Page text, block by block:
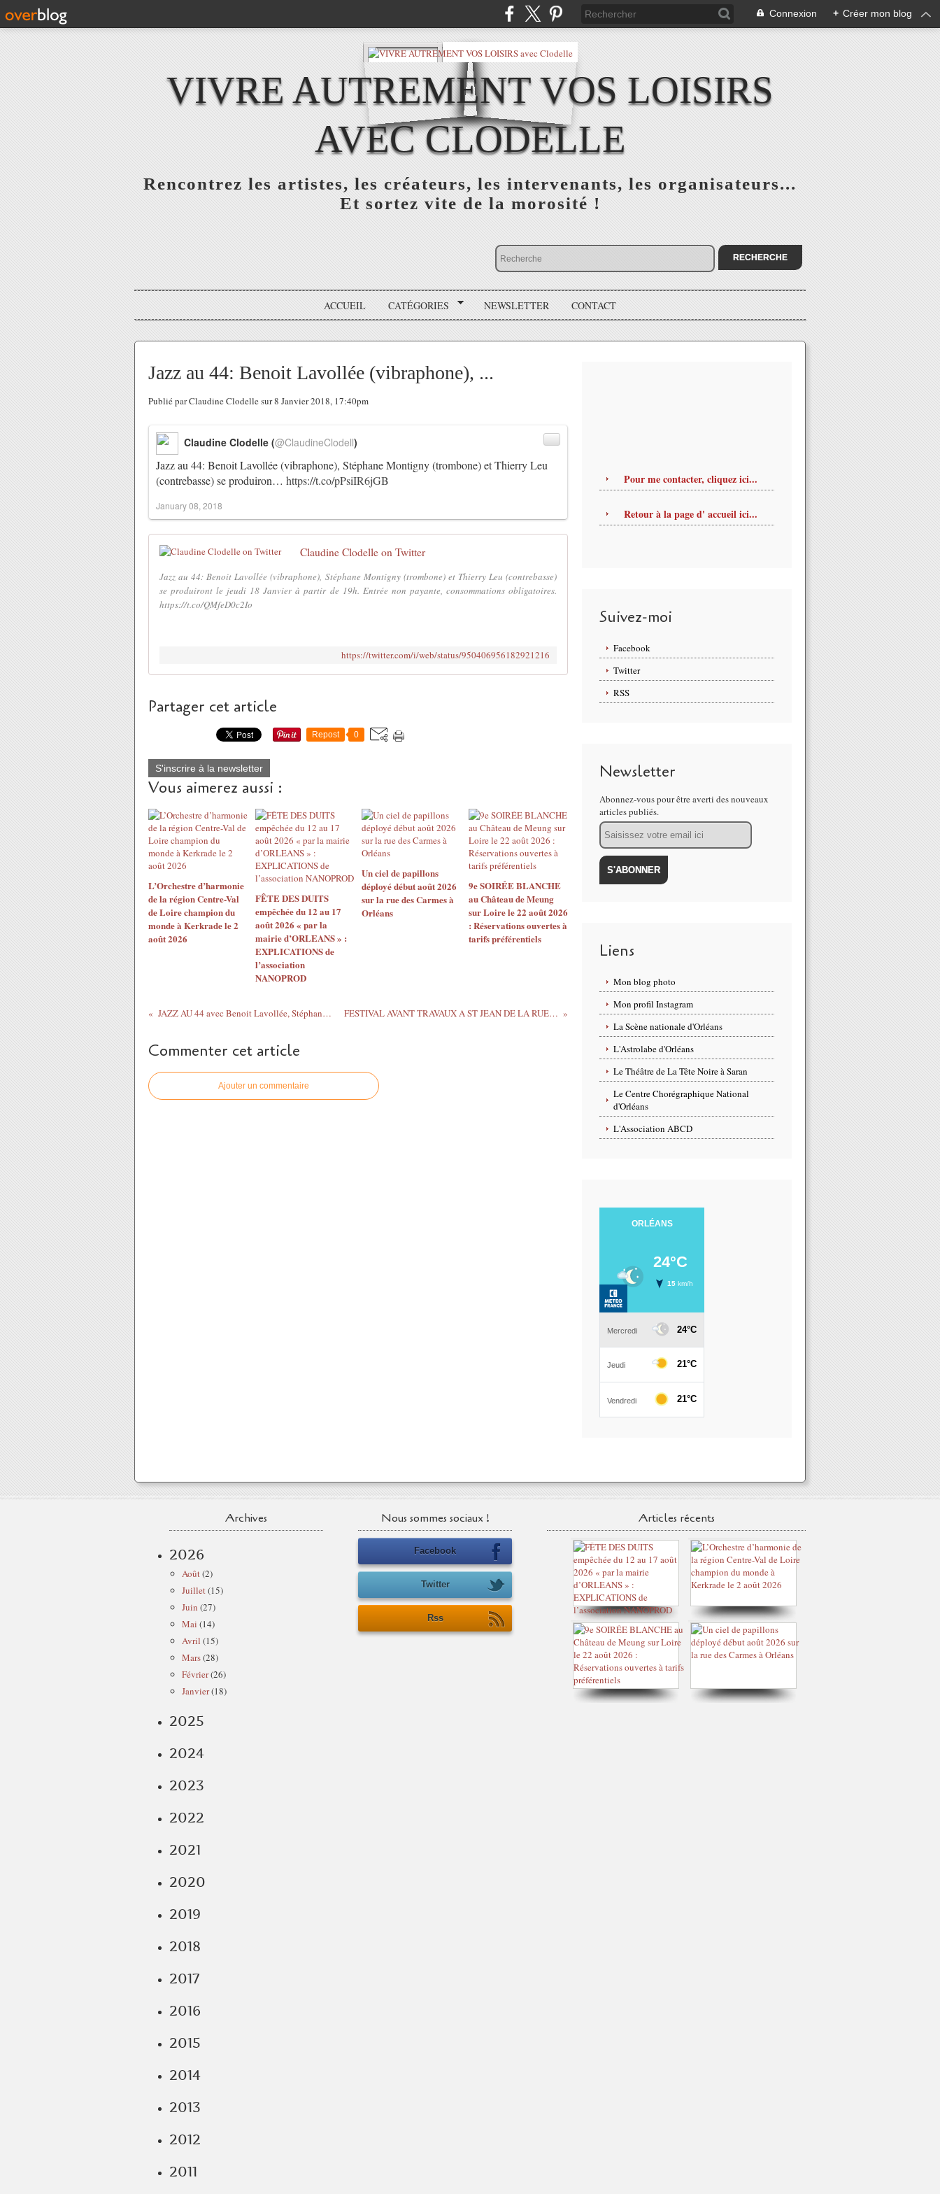
Connexion + Créer mon blog
VIVRE AUTREMENT VOS LOISIRS
AVEC CLODELLE
Rencontrez les artistes, les créateurs, les intervenants, les organisateurs...
Et sortez vite de la morosité !
ACCUEIL CATÉGORIES NEWSLETTER CONTACT
Jazz au 44: Benoit Lavollée (vibraphone), ...
Publié par Claudine Clodelle sur 8 Janvier 2018, 17:40pm
Jazz au 44: Benoit Lavollée (vibraphone), Stéphane Montigny (trombone) et Thierry Leu
(contrebasse) se produiron… https://t.co/pPsiIR6jGB
Claudine Clodelle (@ClaudineClodell)
January 08, 2018
Claudine Clodelle on Twitter
Jazz au 44: Benoit Lavollée (vibraphone), Stéphane Montigny (trombone) et Thierry Leu (contrebasse)
se produiront le jeudi 18 Janvier à partir de 19h. Entrée non payante, consommations obligatoires.
https://t.co/QMfeD0c2Io
https://twitter.com/i/web/status/950406956182921216
Partager cet article
Repost 0
S'inscrire à la newsletter
Vous aimerez aussi :
L’Orchestre d’harmonie
de la région Centre-Val
de Loire champion du
monde à Kerkrade le 2
août 2026
FÊTE DES DUITS
empêchée du 12 au 17
août 2026 « par la
mairie d’ORLEANS » :
EXPLICATIONS de
l’association
NANOPROD
Un ciel de papillons
déployé début août 2026
sur la rue des Carmes à
Orléans
9e SOIRÉE BLANCHE
au Château de Meung
sur Loire le 22 août 2026
: Réservations ouvertes à
tarifs préférentiels
JAZZ AU 44 avec Benoit Lavollée, Stéphane Montigny et Thierry Leu - 18 janvier HÔTEL MERCURE ORLÉANS FESTIVAL AVANT TRAVAUX A ST JEAN DE LA RUELLE : bons plans tarifaires et espace en accès libre du 26 janvier au 10 février 2018
Commenter cet article
Ajouter un commentaire
Pour me contacter, cliquez ici...
Retour à la page d' accueil ici...
Suivez-moi
Facebook
Twitter
RSS
Newsletter
Abonnez-vous pour être averti des nouveaux
articles publiés.
Email
Liens
Mon blog photo
Mon profil Instagram
La Scène nationale d'Orléans
L'Astrolabe d'Orléans
Le Théâtre de La Tête Noire à Saran
Le Centre Chorégraphique National
d'Orléans
L'Association ABCD
Archives
2026
Août(2)
Juillet(15)
Juin (27)
Mai (14)
Avril (15)
Mars(28)
Février(26)
Janvier(18)
2025
2024
2023
2022
2021
2020
2019
2018
2017
2016
2015
2014
2013
2012
2011
Nous sommes sociaux !
Facebook
Twitter
Rss
Articles récents